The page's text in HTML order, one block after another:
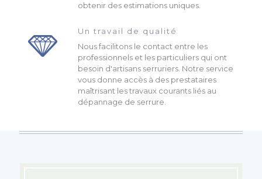
obtenir des estimations uniques.
Un travail de qualité
Nous facilitons le contact entre les
professionnels et les particuliers qui ont
besoin d'artisans serruriers. Notre service
vous donne accès à des prestataires
maîtrisant les travaux courants liés au
dépannage de serrure.